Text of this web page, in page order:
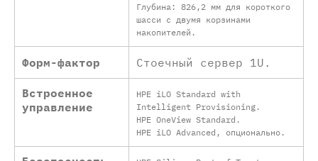
Глубина: 826,2 мм для короткого
шасси с двумя корзинами
накопителей.
Форм-фактор Стоечный сервер 1U.
Встроенное
управление
HPE iLO Standard with
Intelligent Provisioning.
HPE OneView Standard.
HPE iLO Advanced, опционально.